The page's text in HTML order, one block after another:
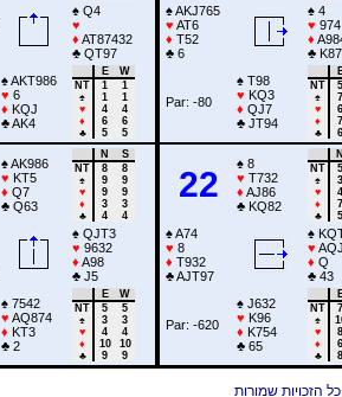
♠ Q4
♥
♦ AT87432
♣ QT97
♠AKT986
♥ 6
♦ KQJ
♣AK4
E
W
NT
1
1
♠
1
1
♥
4
4
♦
6
6
♣
5 5
♠AKJ765
♥ AT6
♦ T52
♣ 6
♠ 4
♥ 974
♦
♣
Par: -80
♠ T98
♥ KQ3
♦ QJ7
♣ JT94
NT
5
♠
7
♥
6
♦
7
♣
6
♠AK986
♥ KT5
♦ Q7
♣ Q63
N
S
NT
8
8
♠
9
9
♥
9
9
♦
3
3
♣
4 4
♠ QJT3
♥ 9632
♦ A98
♣ J5
♠ 7542
♥ AQ874
♦ KT3
♣ 2
E
W
NT
5
5
♠
3
3
♥
4
4
♦
10
10
♣
9 9
22
♠ 8
♥ T732
♦ AJ86
♣ KQ82
NT
5
♠
3
♥
4
♦
7
♣
5
♠A74
♥ 8
♦ T932
♣AJT97
♠
♥
♦ Q
♣ 43
Par: -620
♠ J632
♥ K96
♦ K754
♣ 65
NT
7
♠
♥
8
♦
6
♣
8